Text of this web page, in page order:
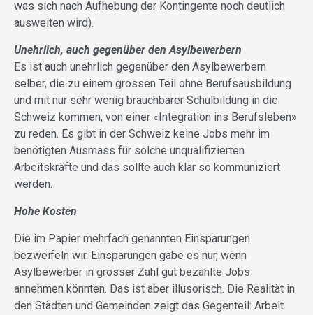
was sich nach Aufhebung der Kontingente noch deutlich
ausweiten wird).
Unehrlich, auch gegenüber den Asylbewerbern
Es ist auch unehrlich gegenüber den Asylbewerbern
selber, die zu einem grossen Teil ohne Berufsausbildung
und mit nur sehr wenig brauchbarer Schulbildung in die
Schweiz kommen, von einer «Integration ins Berufsleben»
zu reden. Es gibt in der Schweiz keine Jobs mehr im
benötigten Ausmass für solche unqualifizierten
Arbeitskräfte und das sollte auch klar so kommuniziert
werden.
Hohe Kosten
Die im Papier mehrfach genannten Einsparungen
bezweifeln wir. Einsparungen gäbe es nur, wenn
Asylbewerber in grosser Zahl gut bezahlte Jobs
annehmen könnten. Das ist aber illusorisch. Die Realität in
den Städten und Gemeinden zeigt das Gegenteil: Arbeit